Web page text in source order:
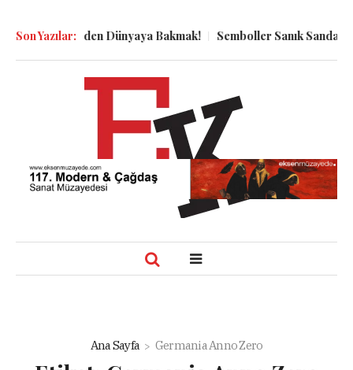
Son Yazılar:
Kuyu Dibinden Dünyaya Bakmak! Semboller Sanık
Ana Sayfa Germania Anno Zero